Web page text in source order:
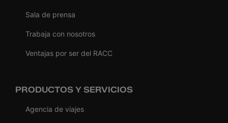
Sala de prensa
Trabaja con nosotros
Ventajas por ser del RACC
PRODUCTOS Y SERVICIOS
Agencia de viajes